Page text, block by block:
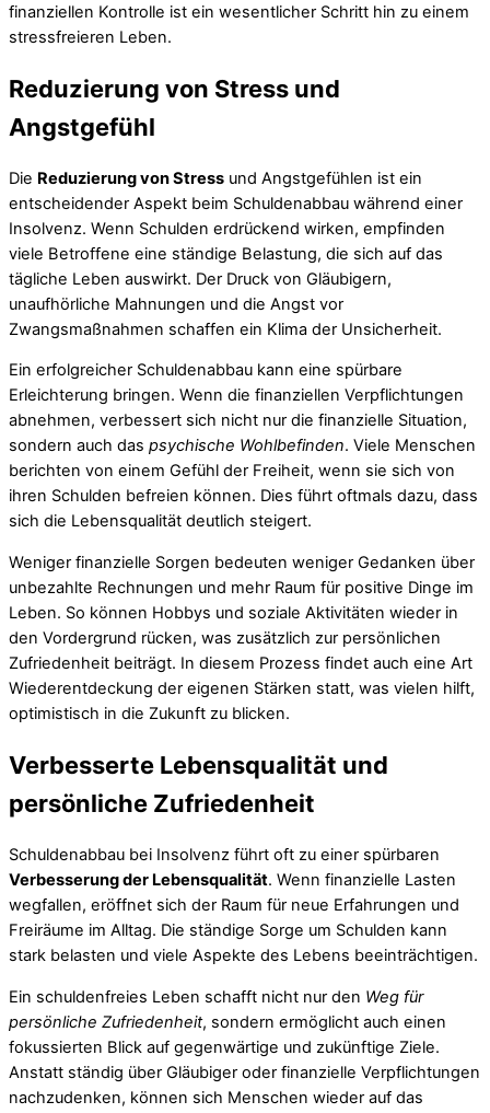
finanziellen Kontrolle ist ein wesentlicher Schritt hin zu einem
stressfreieren Leben.
Reduzierung von Stress und
Angstgefühl
Die Reduzierung von Stress und Angstgefühlen ist ein
entscheidender Aspekt beim Schuldenabbau während einer
Insolvenz. Wenn Schulden erdrückend wirken, empfinden
viele Betroffene eine ständige Belastung, die sich auf das
tägliche Leben auswirkt. Der Druck von Gläubigern,
unaufhörliche Mahnungen und die Angst vor
Zwangsmaßnahmen schaffen ein Klima der Unsicherheit.
Ein erfolgreicher Schuldenabbau kann eine spürbare
Erleichterung bringen. Wenn die finanziellen Verpflichtungen
abnehmen, verbessert sich nicht nur die finanzielle Situation,
sondern auch das psychische Wohlbefinden. Viele Menschen
berichten von einem Gefühl der Freiheit, wenn sie sich von
ihren Schulden befreien können. Dies führt oftmals dazu, dass
sich die Lebensqualität deutlich steigert.
Weniger finanzielle Sorgen bedeuten weniger Gedanken über
unbezahlte Rechnungen und mehr Raum für positive Dinge im
Leben. So können Hobbys und soziale Aktivitäten wieder in
den Vordergrund rücken, was zusätzlich zur persönlichen
Zufriedenheit beiträgt. In diesem Prozess findet auch eine Art
Wiederentdeckung der eigenen Stärken statt, was vielen hilft,
optimistisch in die Zukunft zu blicken.
Verbesserte Lebensqualität und
persönliche Zufriedenheit
Schuldenabbau bei Insolvenz führt oft zu einer spürbaren
Verbesserung der Lebensqualität. Wenn finanzielle Lasten
wegfallen, eröffnet sich der Raum für neue Erfahrungen und
Freiräume im Alltag. Die ständige Sorge um Schulden kann
stark belasten und viele Aspekte des Lebens beeinträchtigen.
Ein schuldenfreies Leben schafft nicht nur den Weg für
persönliche Zufriedenheit, sondern ermöglicht auch einen
fokussierten Blick auf gegenwärtige und zukünftige Ziele.
Anstatt ständig über Gläubiger oder finanzielle Verpflichtungen
nachzudenken, können sich Menschen wieder auf das